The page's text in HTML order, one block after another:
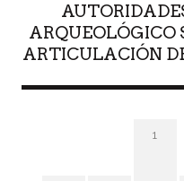
ARTICULACIÓN
1